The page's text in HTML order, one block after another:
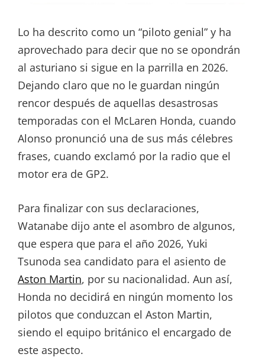
Lo ha descrito como un “piloto genial” y ha
aprovechado para decir que no se opondrán
al asturiano si sigue en la parrilla en 2026.
Dejando claro que no le guardan ningún
rencor después de aquellas desastrosas
temporadas con el McLaren Honda, cuando
Alonso pronunció una de sus más célebres
frases, cuando exclamó por la radio que el
motor era de GP2.
Para finalizar con sus declaraciones,
Watanabe dijo ante el asombro de algunos,
que espera que para el año 2026, Yuki
Tsunoda sea candidato para el asiento de
Aston Martin, por su nacionalidad. Aun así,
Honda no decidirá en ningún momento los
pilotos que conduzcan el Aston Martin,
siendo el equipo británico el encargado de
este aspecto.